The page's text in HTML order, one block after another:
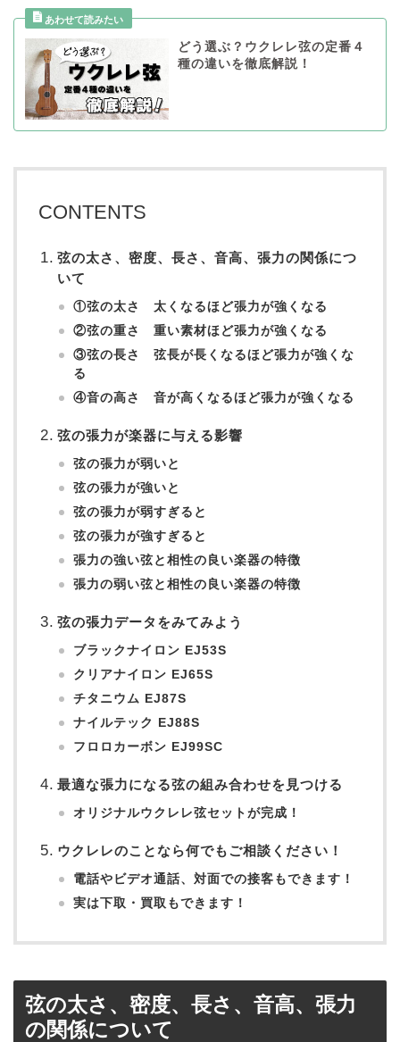
どう選ぶ？ウクレレ弦の定番４
種の違いを徹底解説！
CONTENTS
弦の太さ、密度、長さ、音高、張力の関係につ
いて
①弦の太さ 太くなるほど張力が強くなる
②弦の重さ 重い素材ほど張力が強くなる
③弦の長さ 弦長が長くなるほど張力が強くな
る
④音の高さ 音が高くなるほど張力が強くなる
弦の張力が楽器に与える影響
弦の張力が弱いと
弦の張力が強いと
弦の張力が弱すぎると
弦の張力が強すぎると
張力の強い弦と相性の良い楽器の特徴
張力の弱い弦と相性の良い楽器の特徴
弦の張力データをみてみよう
ブラックナイロン EJ53S
クリアナイロン EJ65S
チタニウム EJ87S
ナイルテック EJ88S
フロロカーボン EJ99SC
最適な張力になる弦の組み合わせを見つける
オリジナルウクレレ弦セットが完成！
ウクレレのことなら何でもご相談ください！
電話やビデオ通話、対面での接客もできます！
実は下取・買取もできます！
弦の太さ、密度、長さ、音高、張力
の関係について